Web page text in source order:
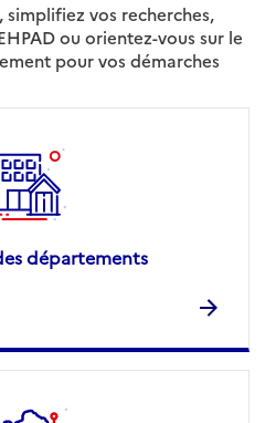
simplifiez vos recherches,
ou orientez-vous sur le
pour vos démarches
départements